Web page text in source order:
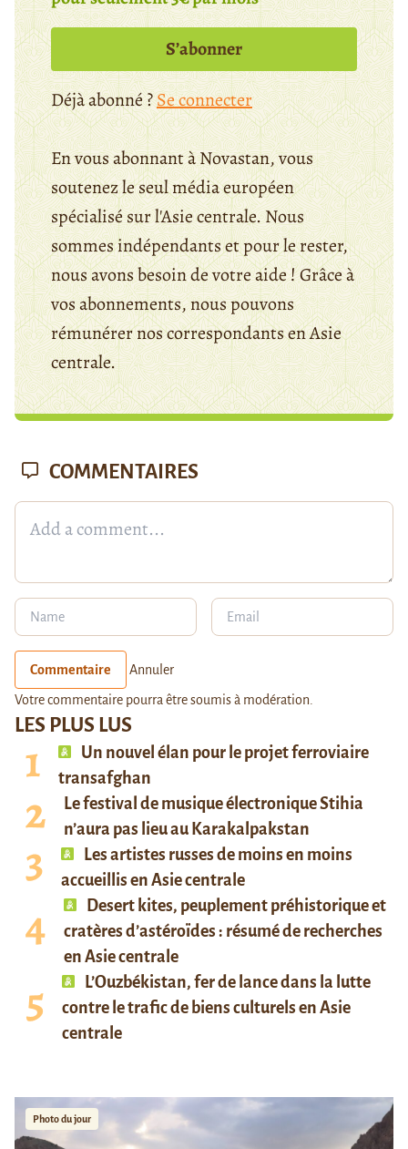
S’abonner
Déjà abonné ?Se connecter
En vous abonnant à Novastan, vous
soutenez le seul média européen
spécialisé sur l'Asie centrale. Nous
sommes indépendants et pour le rester,
nous avons besoin de votre aide ! Grâce à
vos abonnements, nous pouvons
rémunérer nos correspondants en Asie
centrale.
LES PLUS LUS
Un nouvel élan pour le projet ferroviaire
transafghan
Le festival de musique électronique Stihia
n’aura pas lieu au Karakalpakstan
Les artistes russes de moins en moins
accueillis en Asie centrale
Desert kites, peuplement préhistorique et
cratères d’astéroïdes : résumé de recherches
en Asie centrale
L’Ouzbékistan, fer de lance dans la lutte
contre le trafic de biens culturels en Asie
centrale
Photo du jour
COMMENTAIRES
Commentaire Annuler
Votre commentaire pourra être soumis à modération.